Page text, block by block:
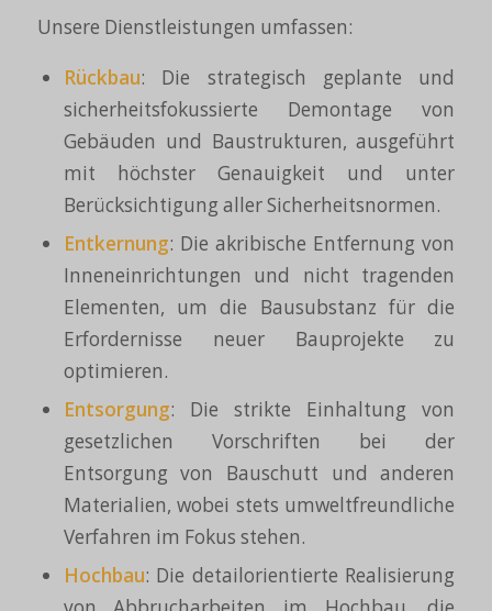
Unsere Dienstleistungen umfassen:
Rückbau: Die strategisch geplante und
sicherheitsfokussierte Demontage von
Gebäuden und Baustrukturen, ausgeführt
mit höchster Genauigkeit und unter
Berücksichtigung aller Sicherheitsnormen.
Entkernung: Die akribische Entfernung von
Inneneinrichtungen und nicht tragenden
Elementen, um die Bausubstanz für die
Erfordernisse neuer Bauprojekte zu
optimieren.
Entsorgung: Die strikte Einhaltung von
gesetzlichen Vorschriften bei der
Entsorgung von Bauschutt und anderen
Materialien, wobei stets umweltfreundliche
Verfahren im Fokus stehen.
Hochbau: Die detailorientierte Realisierung